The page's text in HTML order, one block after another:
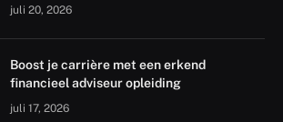
juli 20, 2026
Boost je carrière met een erkend
financieel adviseur opleiding
juli 17, 2026